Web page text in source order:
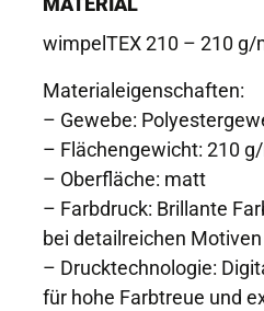
wimpelTEX 210 – 210 g/
Materialeigenschaften:
– Gewebe:
– Flächengewicht: 210
– Oberfläche: matt
– Farbdruck: Brillante
bei detailreichen Motiven
– Drucktechnologie:
für hohe Farbtreue und